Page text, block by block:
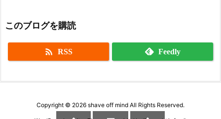
このブログを購読
 RSS Feedly
Copyright © 2026 shave off mind All Rights Reserved.